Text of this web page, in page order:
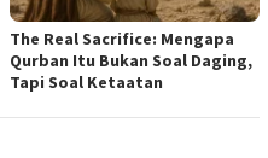
The Real Sacrifice: Mengapa
Qurban Itu Bukan Soal Daging,
Tapi Soal Ketaatan